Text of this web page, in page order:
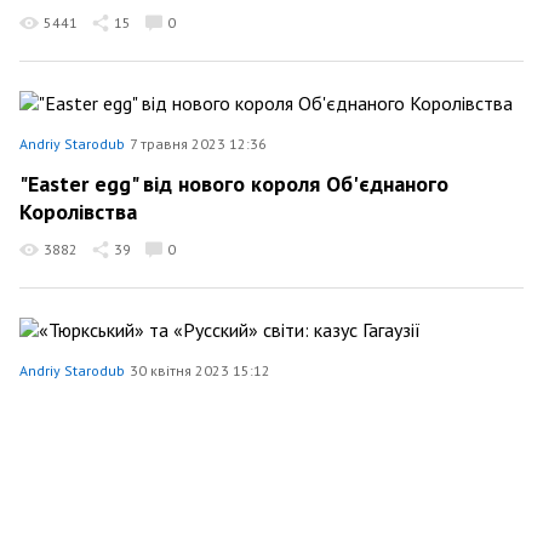
5441 15 0
Andriy Starodub 7 травня 2023 12:36
"Easter egg" від нового короля Об'єднаного
Королівства
3882 39 0
Andriy Starodub 30 квітня 2023 15:12